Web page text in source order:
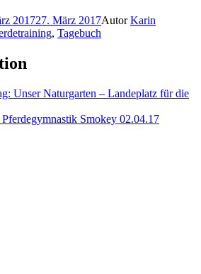
201727. März 2017AutorKarin
, Tagebuch
Unser Naturgarten – Landeplatz für die
Pferdegymnastik Smokey 02.04.17